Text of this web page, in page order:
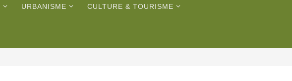
URBANISME CULTURE & TOURISME